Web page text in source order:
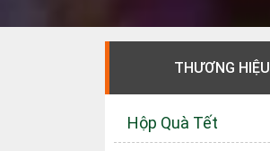
THƯƠNG HIỆU
Hộp Quà Tết